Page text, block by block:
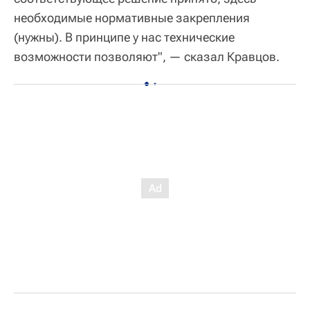
необходимые нормативные закрепления
(нужны). В принципе у нас технические
возможности позволяют", — сказал Кравцов.